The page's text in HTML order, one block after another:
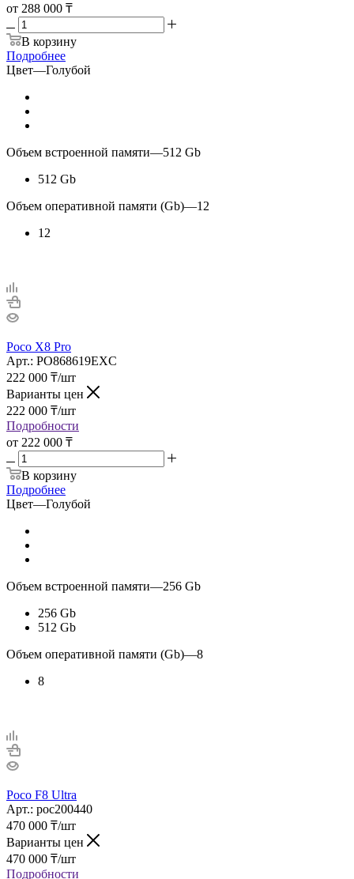
от 288 000 ₸
В корзину
Подробнее
Цвет—Голубой
Объем встроенной памяти—512 Gb
512 Gb
Объем оперативной памяти (Gb)—12
12
Poco X8 Pro
Арт.: PO868619EXC
222 000 ₸/шт
Варианты цен
222 000 ₸/шт
Подробности
от 222 000 ₸
В корзину
Подробнее
Цвет—Голубой
Объем встроенной памяти—256 Gb
256 Gb
512 Gb
Объем оперативной памяти (Gb)—8
8
Poco F8 Ultra
Арт.: poc200440
470 000 ₸/шт
Варианты цен
470 000 ₸/шт
Подробности